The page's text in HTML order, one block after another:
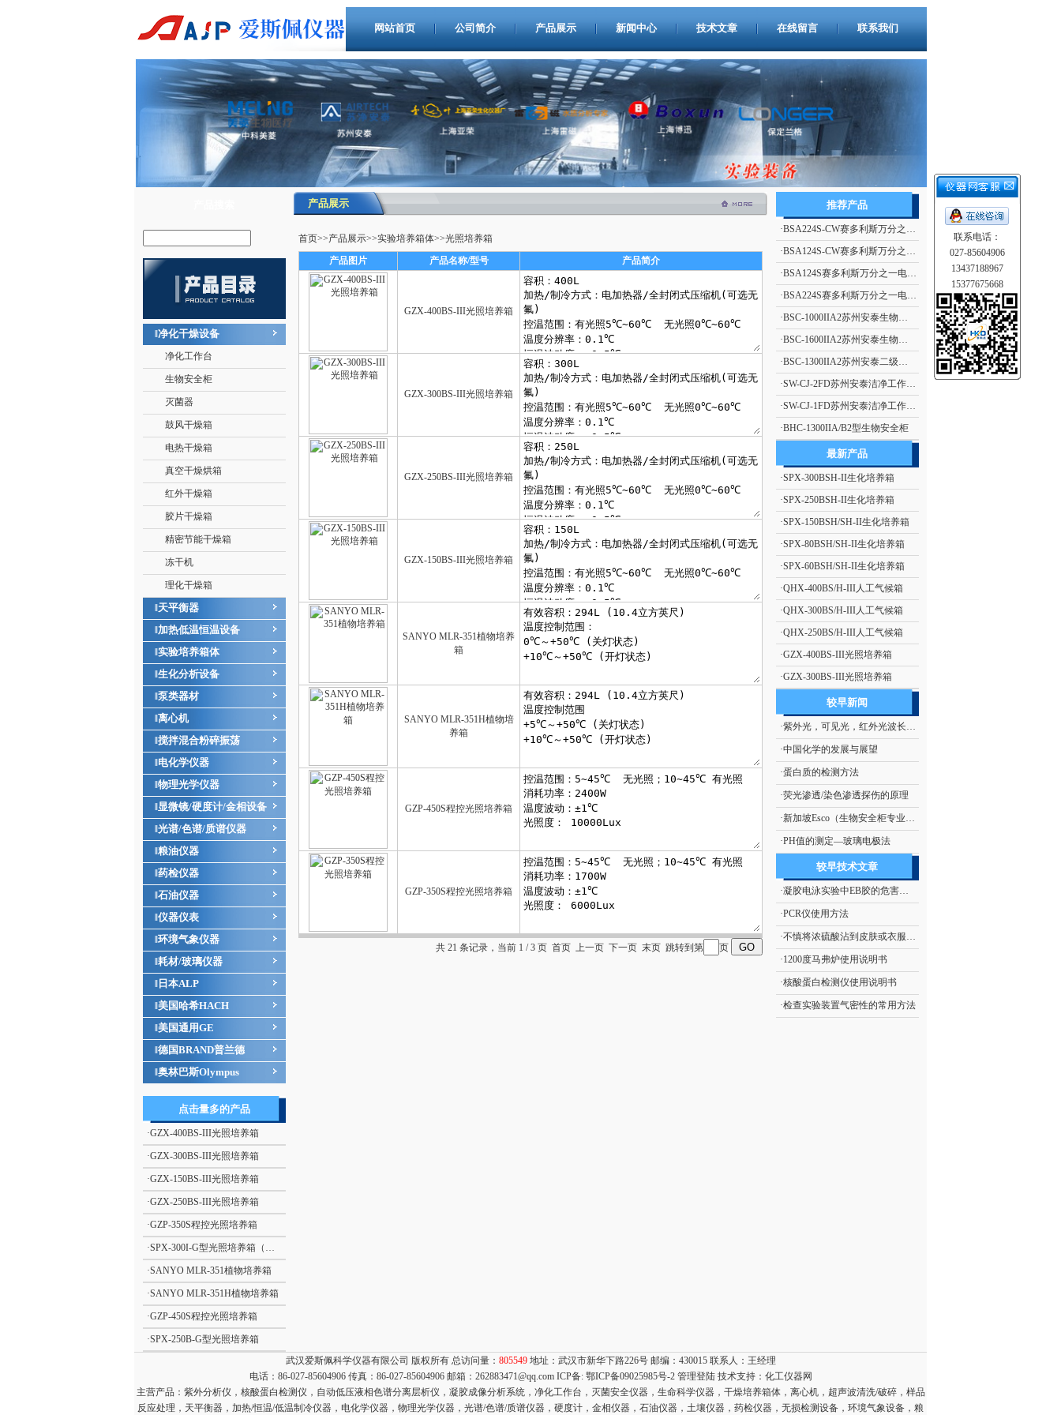
网站首页 公司简介 产品展示 新闻中心 技术文章 在线留言 联系我们
净化干燥设备
净化工作台
生物安全柜
灭菌器
鼓风干燥箱
电热干燥箱
真空干燥烘箱
红外干燥箱
胶片干燥箱
精密节能干燥箱
冻干机
理化干燥箱
天平衡器
加热低温恒温设备
实验培养箱体
生化分析设备
泵类器材
离心机
搅拌混合粉碎振荡
电化学仪器
物理光学仪器
显微镜/硬度计/金相设备
光谱/色谱/质谱仪器
粮油仪器
药检仪器
石油仪器
仪器仪表
环境气象仪器
耗材/玻璃仪器
日本ALP
美国哈希HACH
美国通用GE
德国BRAND普兰德
奥林巴斯Olympus
点击量多的产品
·GZX-400BS-III光照培养箱
·GZX-300BS-III光照培养箱
·GZX-150BS-III光照培养箱
·GZX-250BS-III光照培养箱
·GZP-350S程控光照培养箱
·SPX-300I-G型光照培养箱（三面）
·SANYO MLR-351植物培养箱
·SANYO MLR-351H植物培养箱
·GZP-450S程控光照培养箱
·SPX-250B-G型光照培养箱
产品展示
首页>>产品展示>>实验培养箱体>>光照培养箱
产品图片
产品名称/型号 产品简介
GZX-400BS-III光照培养箱
GZX-300BS-III光照培养箱
GZX-250BS-III光照培养箱
GZX-150BS-III光照培养箱
SANYO MLR-351植物培养
箱
SANYO MLR-351H植物培
养箱
GZP-450S程控光照培养箱
GZP-350S程控光照培养箱
共 21 条记录，当前 1 / 3 页 首页 上一页 下一页 末页 跳转到第 页
推荐产品
·BSA224S-CW赛多利斯万分之一电子天平
·BSA124S-CW赛多利斯万分之一电子天平
·BSA124S赛多利斯万分之一电子天平
·BSA224S赛多利斯万分之一电子天平
·BSC-1000IIA2苏州安泰生物安全柜
·BSC-1600IIA2苏州安泰生物安全柜
·BSC-1300IIA2苏州安泰二级生物安全柜（停产）
·SW-CJ-2FD苏州安泰洁净工作台单人单面、垂直送风 净化工作台 超净工作台
·SW-CJ-1FD苏州安泰洁净工作台单人单面、垂直送风 净化工作台 超净工作台
·BHC-1300IIA/B2型生物安全柜
最新产品
·SPX-300BSH-II生化培养箱
·SPX-250BSH-II生化培养箱
·SPX-150BSH/SH-II生化培养箱
·SPX-80BSH/SH-II生化培养箱
·SPX-60BSH/SH-II生化培养箱
·QHX-400BS/H-III人工气候箱
·QHX-300BS/H-III人工气候箱
·QHX-250BS/H-III人工气候箱
·GZX-400BS-III光照培养箱
·GZX-300BS-III光照培养箱
较早新闻
·紫外光，可见光，红外光波长范围
·中国化学的发展与展望
·蛋白质的检测方法
·荧光渗透/染色渗透探伤的原理
·新加坡Esco（生物安全柜专业厂商）
·PH值的测定—玻璃电极法
较早技术文章
·凝胶电泳实验中EB胶的危害及处理措施
·PCR仪使用方法
·不慎将浓硫酸沾到皮肤或衣服上的处理方法
·1200度马弗炉使用说明书
·核酸蛋白检测仪使用说明书
·检查实验装置气密性的常用方法
武汉爱斯佩科学仪器有限公司 版权所有 总访问量： 805549地址：武汉市新华下路226号 邮编：430015 联系人：王经理
电话：86-027-85604906 传真：86-027-85604906 邮箱： 262883471@qq.comICP备:鄂ICP备09025985号-2 管理登陆 技术支持： 化工仪器网
主营产品： 紫外分析仪，核酸蛋白检测仪，自动低压液相色谱分离层析仪，凝胶成像分析系统，净化工作台，灭菌安全仪器，生命科学仪器，干燥培养箱体，离心机，超声波清洗/破碎，样品
反应处理，天平衡器，加热/恒温/低温制冷仪器，电化学仪器，物理光学仪器，光谱/色谱/质谱仪器，硬度计，金相仪器，石油仪器，土壤仪器，药检仪器，无损检测设备，环境气象设备，粮
联系电话：
027-85604906
13437188967
15377675668